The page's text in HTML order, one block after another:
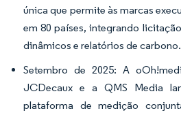
única que permite às marcas
em 80 países, integrando
dinâmicos e relatórios de carbono.
Setembro de 2025: A
JCDecaux e a QMS Media
plataforma de medição